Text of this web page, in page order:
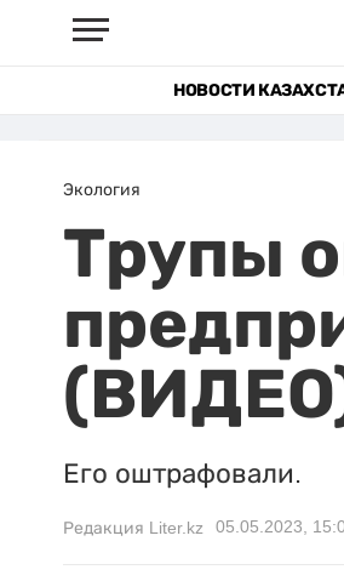
НОВОСТИ
Экология
Трупы
Его оштрафовали.
Редакция Liter.kz 05.05.2023,